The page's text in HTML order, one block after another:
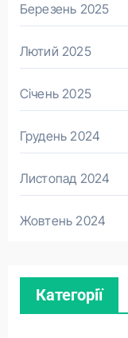
Березень 2025
Лютий 2025
Січень 2025
Грудень 2024
Листопад 2024
Жовтень 2024
Категорії